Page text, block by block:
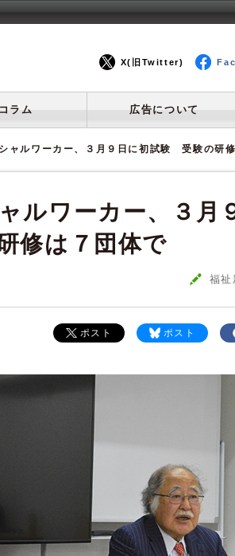
X(旧Twitter)
コラム 広告について
ャルワーカー、３月９日に初試験 受験の研
ルワーカー、３月
修は７団体で
福祉
ポスト
ポスト